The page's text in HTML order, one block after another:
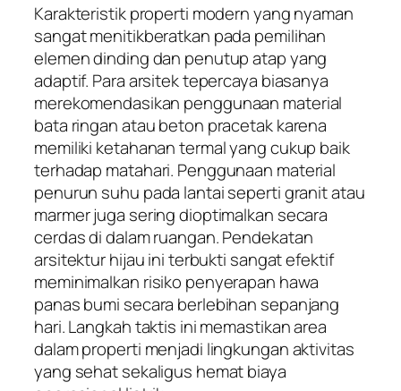
Karakteristik properti modern yang nyaman
sangat menitikberatkan pada pemilihan
elemen dinding dan penutup atap yang
adaptif. Para arsitek tepercaya biasanya
merekomendasikan penggunaan material
bata ringan atau beton pracetak karena
memiliki ketahanan termal yang cukup baik
terhadap matahari. Penggunaan material
penurun suhu pada lantai seperti granit atau
marmer juga sering dioptimalkan secara
cerdas di dalam ruangan. Pendekatan
arsitektur hijau ini terbukti sangat efektif
meminimalkan risiko penyerapan hawa
panas bumi secara berlebihan sepanjang
hari. Langkah taktis ini memastikan area
dalam properti menjadi lingkungan aktivitas
yang sehat sekaligus hemat biaya